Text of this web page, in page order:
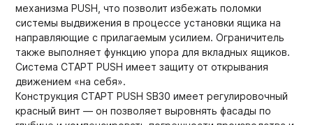
механизма PUSH, что позволит избежать поломки
системы выдвижения в процессе установки ящика на
направляющие с прилагаемым усилием. Ограничитель
также выполняет функцию упора для вкладных ящиков.
Система СТАРТ PUSH имеет защиту от открывания
движением «на себя».
Конструкция СТАРТ PUSH SB30 имеет регулировочный
красный винт — он позволяет выровнять фасады по